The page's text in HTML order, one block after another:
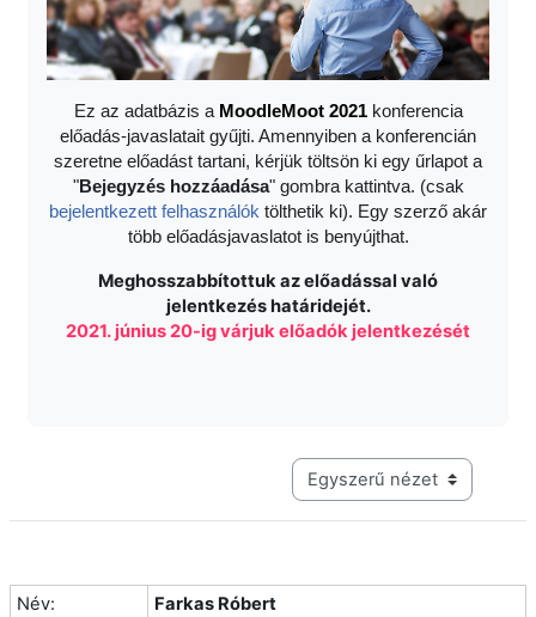
Ez az adatbázis a MoodleMoot 2021konferencia
előadás-javaslatait gyűjti. Amennyiben a konferencián
szeretne előadást tartani, kérjük töltsön ki egy űrlapot a
"Bejegyzés hozzáadása" gombra kattintva. (csak
bejelentkezett felhasználók tölthetik ki). Egy szerző akár
több előadásjavaslatot is benyújthat.
Meghosszabbítottuk az előadással való
jelentkezés határidejét.
2021. június 20-ig várjuk előadók jelentkezését
Harmadik szintű navigáció
Név:
Farkas Róbert